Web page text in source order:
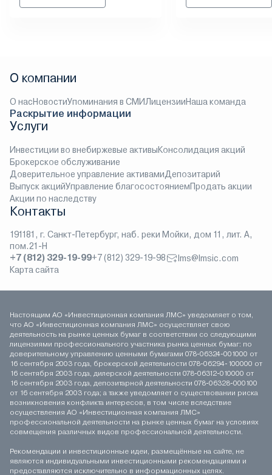
О компании
О насНовостиУпоминания в СМИЛицензииНаша команда
Раскрытие информации
Услуги
Инвестиции во внебиржевые активыКонсолидация акций
Брокерское обслуживание
Доверительное управление активамиДепозитарий
Выпуск акцийУправление благосостояниемПродать акции
Акции по наследству
Контакты
191181, г. Санкт-Петербург, наб. реки Мойки, дом 11, лит. А,
пом.21-Н
+7 (812) 329-19-99+7 (812) 329-19-98
lms@lmsic.com
Карта сайта
Настоящим АО «Инвестиционная компания ЛМС» уведомляет о том,
что АО «Инвестиционная компания ЛМС» осуществляет свою
деятельность на рынке ценных бумаг в соответствии со следующими
лицензиями профессионального участника рынка ценных бумаг: по
доверительному управлению ценными бумагами 078-06324-001000 от
16 сентября 2003 года, брокерской деятельности 078-06294-100000 от
16 сентября 2003 года, дилерской деятельности 078-06312-010000 от
16 сентября 2003 года, депозитарной деятельности 078-06328-000100
от 16 сентября 2003 года; а также уведомляет о существовании риска
возникновения конфликта интересов, в том числе вследствие
осуществления АО «Инвестиционная компания ЛМС»
профессиональной деятельности на рынке ценных бумаг на условиях
совмещения различных видов профессиональной деятельности.
Рекомендации и инвестиционные идеи, размещённые на сайте, не
являются индивидуальными инвестиционными рекомендациями и
предоставляются исключительно в информационных целях.